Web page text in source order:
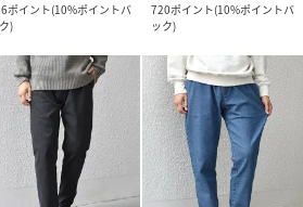
ポイント(10%ポイントバ
)
720ポイント(10%ポイントバ
ック)